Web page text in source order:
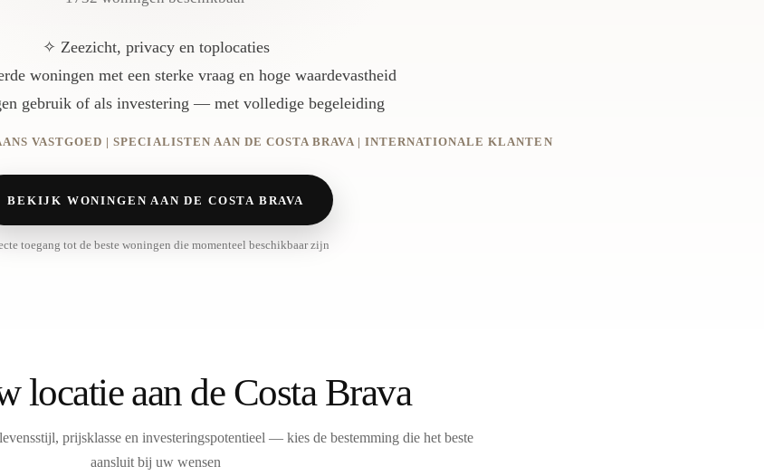
✧ Zeezicht, privacy en toplocaties
woningen met een sterke vraag en hoge waardevastheid
gebruik of als investering — met volledige begeleiding
VASTGOED | SPECIALISTEN AAN DE COSTA BRAVA | INTERNATIONALE KLANTEN
BEKIJK WONINGEN AAN DE COSTA BRAVA
toegang tot de beste woningen die momenteel beschikbaar zijn
locatie aan de Costa Brava
prijsklasse en investeringspotentieel — kies de bestemming die het beste
aansluit bij uw wensen